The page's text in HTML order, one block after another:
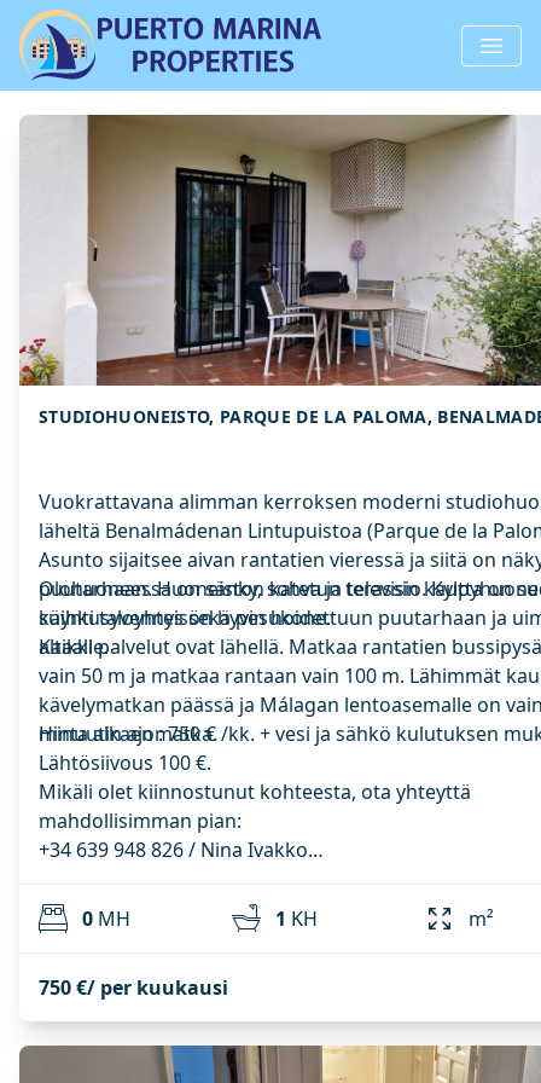
STUDIOHUONEISTO, PARQUE DE LA PALOMA,
Vuokrattavana alimman kerroksen moderni
läheltä Benalmádenan Lintupuistoa (Parque de la
Asunto sijaitsee aivan rantatien vieressä ja siitä on
puutarhaan. Huoneiston katetun terassin kautta on
käynti taloyhteisön hyvin hoidettuun puutarhaan ja
altaalle.
Olohuoneessa on sänky, sohva ja televisio.
suihkusyvennys sekä pesukone.
Kaikki palvelut ovat lähellä. Matkaa rantatien
vain 50 m ja matkaa rantaan vain 100 m. Lähimmät
kävelymatkan päässä ja Málagan lentoasemalle on
minuutin ajomatka.
Hinta alkaen : 750 € /kk. + vesi ja sähkö kulutuksen
Lähtösiivous 100 €.
Mikäli olet kiinnostunut kohteesta, ota yhteyttä
mahdollisimman pian:
+34 639 948 826 / Nina Ivakko
info@elponiente.com
0 MH 1 KH m²
750 €/ per kuukausi